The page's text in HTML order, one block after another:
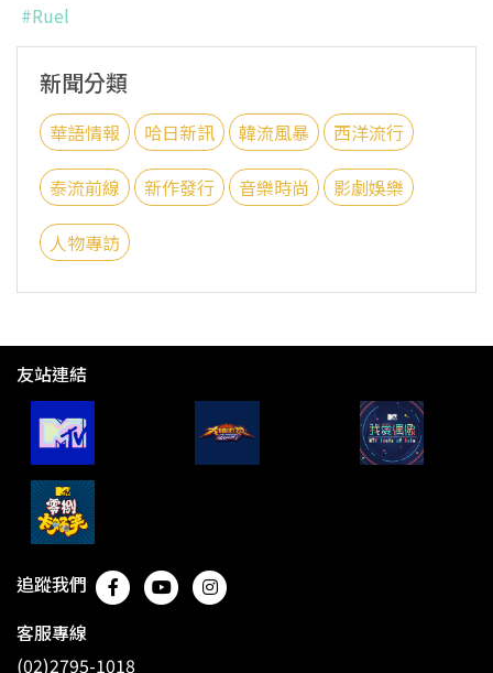
#Ruel
新聞分類
華語情報 哈日新訊 韓流風暴 西洋流行
泰流前線 新作發行 音樂時尚 影劇娛樂
人物專訪
友站連結
追蹤我們
客服專線
(02)2795-1018